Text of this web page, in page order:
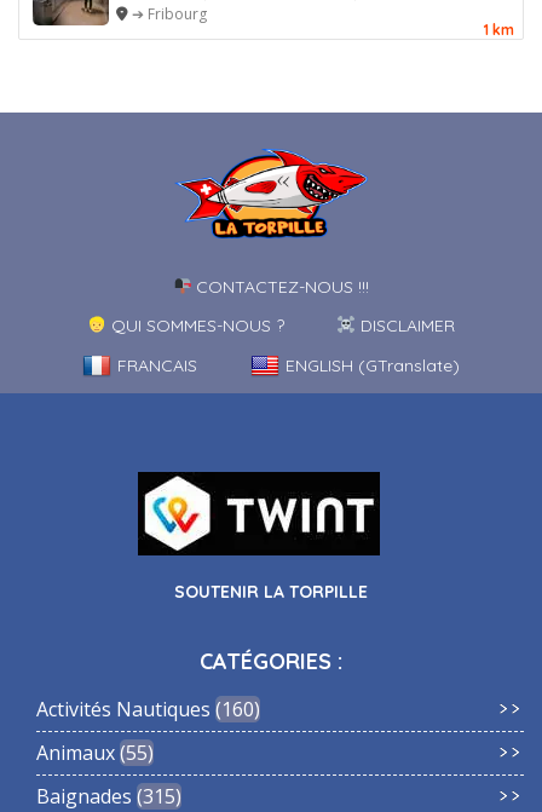
➔ Fribourg
1 km
CONTACTEZ-NOUS !!!
QUI SOMMES-NOUS ?
DISCLAIMER
FRANCAIS
ENGLISH (GTranslate)
SOUTENIR LA TORPILLE
CATÉGORIES :
Activités Nautiques 160
Animaux 55
Baignades 315